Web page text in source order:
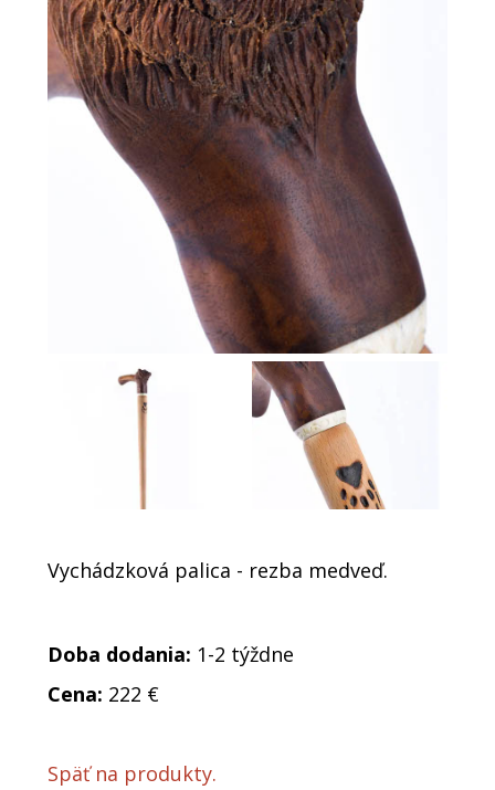
Vychádzková palica - rezba medveď.
Doba dodania: 1-2 týždne
Cena: 222 €
Späť na produkty.